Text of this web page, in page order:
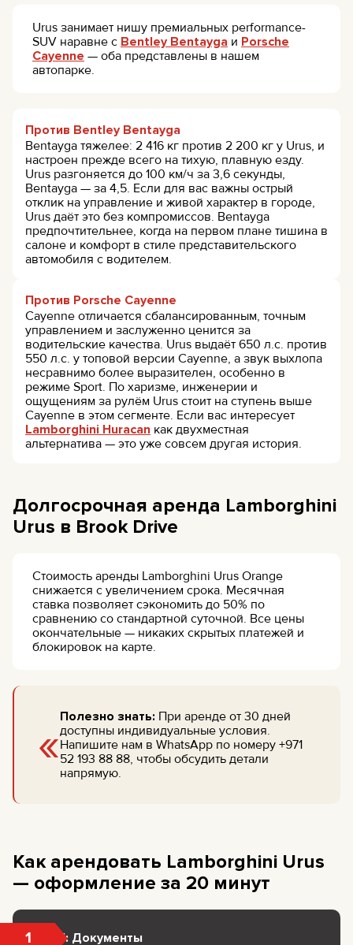
Urus занимает нишу премиальных performance-
SUV наравне с Bentley Bentayga и Porsche
Cayenne — оба представлены в нашем
автопарке.
Против Bentley Bentayga
Bentayga тяжелее: 2 416 кг против 2 200 кг у Urus, и
настроен прежде всего на тихую, плавную езду.
Urus разгоняется до 100 км/ч за 3,6 секунды,
Bentayga — за 4,5. Если для вас важны острый
отклик на управление и живой характер в городе,
Urus даёт это без компромиссов. Bentayga
предпочтительнее, когда на первом плане тишина в
салоне и комфорт в стиле представительского
автомобиля с водителем.
Против Porsche Cayenne
Cayenne отличается сбалансированным, точным
управлением и заслуженно ценится за
водительские качества. Urus выдаёт 650 л.с. против
550 л.с. у топовой версии Cayenne, а звук выхлопа
несравнимо более выразителен, особенно в
режиме Sport. По харизме, инженерии и
ощущениям за рулём Urus стоит на ступень выше
Cayenne в этом сегменте. Если вас интересует
Lamborghini Huracan как двухместная
альтернатива — это уже совсем другая история.
Долгосрочная аренда Lamborghini
Urus в Brook Drive
Стоимость аренды Lamborghini Urus Orange
снижается с увеличением срока. Месячная
ставка позволяет сэкономить до 50% по
сравнению со стандартной суточной. Все цены
окончательные — никаких скрытых платежей и
блокировок на карте.
«Полезно знать: При аренде от 30 дней
доступны индивидуальные условия.
Напишите нам в WhatsApp по номеру +971
52 193 88 88, чтобы обсудить детали
напрямую.
Как арендовать Lamborghini Urus
— оформление за 20 минут
1 Шаг 1: Документы